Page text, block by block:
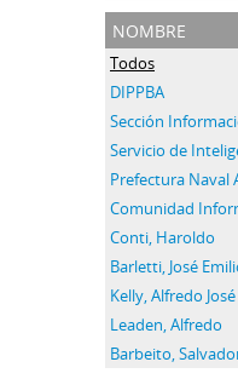
nombre
Todos
DIPPBA
Prefectura Naval
Comunidad
Conti, Haroldo
Barletti, José
Kelly, Alfredo José
Leaden, Alfredo
Barbeito,